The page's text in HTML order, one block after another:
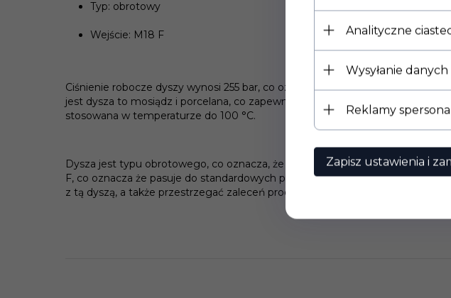
Typ: obrotowy
Wejście: M18 F
Ciśnienie robocze dyszy wynosi 255 bar, co oznacza, że jest przeznaczona
jest dysza to mosiądz i porcelana, co zapewnia jej wysoką trwałość i
stosowana w temperaturze do 100 °C.
Dysza jest typu obrotowego, co oznacza, że generuje wirujący strumień
F, co oznacza że pasuje do standardowych pistoletów do myjek
z tą dyszą, a także przestrzegać zaleceń producenta w zakresie
Analityczne
Wysyłanie
Reklamy
Zapisz ustawienia i